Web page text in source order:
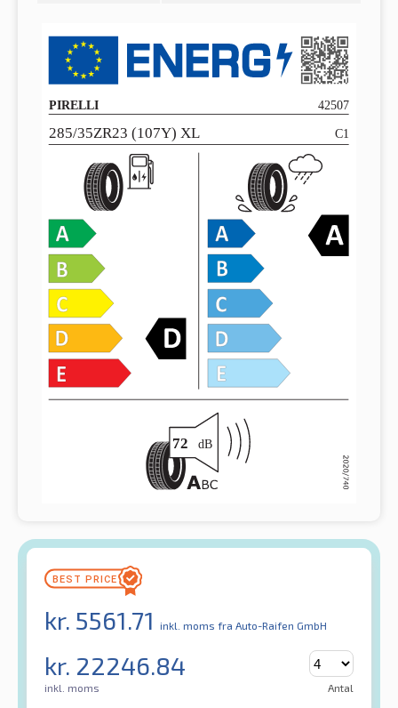
kr. 5561.71 inkl. moms fra Auto-Raifen GmbH
kr. 22246.84
inkl. moms Antal